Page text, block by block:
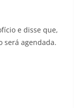
e disse que,
será agendada.